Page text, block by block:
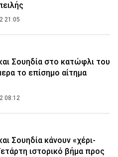
21:05
Σουηδία στο κατώφλι του
το επίσημο αίτημα
08:12
Σουηδία κάνουν «χέρι-
ιστορικό βήμα προς